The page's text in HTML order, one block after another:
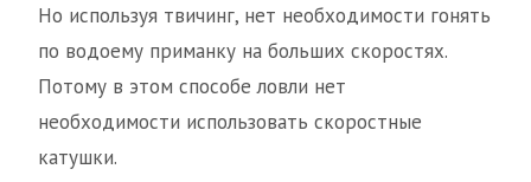
Но используя твичинг, нет необходимости гонять
по водоему приманку на больших скоростях.
Потому в этом способе ловли нет
необходимости использовать скоростные
катушки.